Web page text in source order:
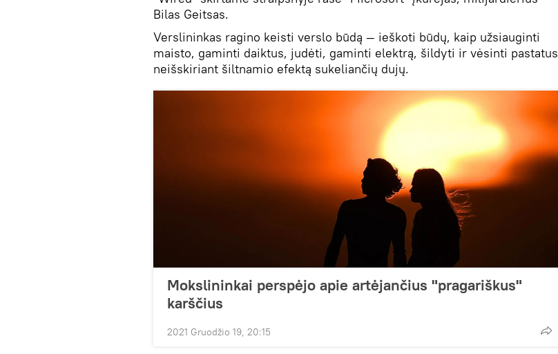
Bilas Geitsas.
Verslininkas ragino keisti verslo būdą — ieškoti būdų, kaip užsiauginti
maisto, gaminti daiktus, judėti, gaminti elektrą, šildyti ir vėsinti pastatus
neišskiriant šiltnamio efektą sukeliančių dujų.
Mokslininkai perspėjo apie artėjančius "pragariškus"
karščius
2021 Gruodžio 19, 20:15